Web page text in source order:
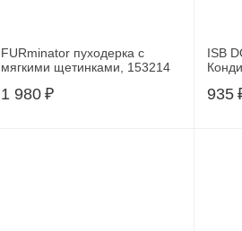
FURminator пуходерка с
мягкими щетинками, 153214
1 980 ₽
ISB
935